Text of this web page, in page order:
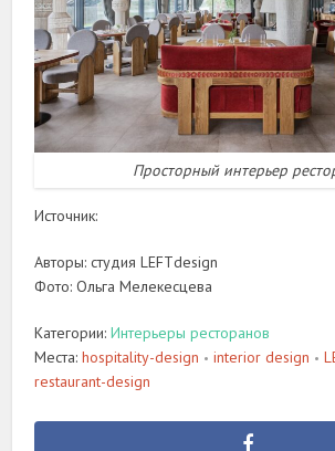
Просторный интерьер
Источник:
Авторы: студия LEFTdesign
Фото: Ольга Мелекесцева
Категории:Интерьеры ресторанов
Места:hospitality-design • interior design •
restaurant-design